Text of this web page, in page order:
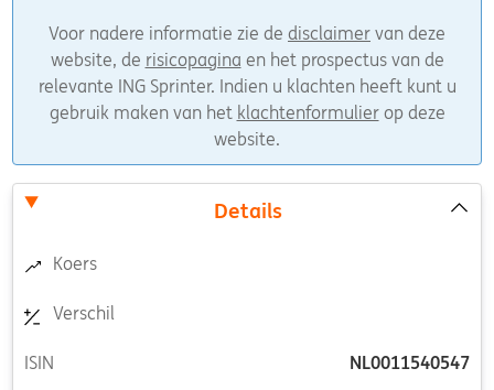
Voor nadere informatie zie de disclaimer van deze
website, de risicopagina en het prospectus van de
relevante ING Sprinter. Indien u klachten heeft kunt u
gebruik maken van het klachtenformulierop deze
website.
Details
Koers
Verschil
ISIN NL0011540547